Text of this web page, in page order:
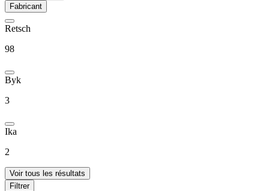
Fabricant
Retsch
98
Byk
3
Ika
2
Voir tous les résultats
Filtrer